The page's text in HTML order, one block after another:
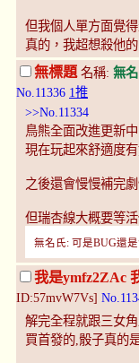
但我個人單方面覺
真的，我超想殺他的
無標題 名稱: 無
No.11336 1推
>>No.11334
鳥熊全面改進更新中
現在玩起來舒適度
之後還會慢慢補完
但瑞杏線大概要等活
無名氏: 可是BUG還是
我是ymfz2ZAc
ID:57mvW7Vs]
解完全程就跟三女
買首發的,骰子真的